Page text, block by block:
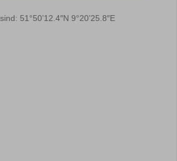
51°50’12.4″N 9°20’25.8″E